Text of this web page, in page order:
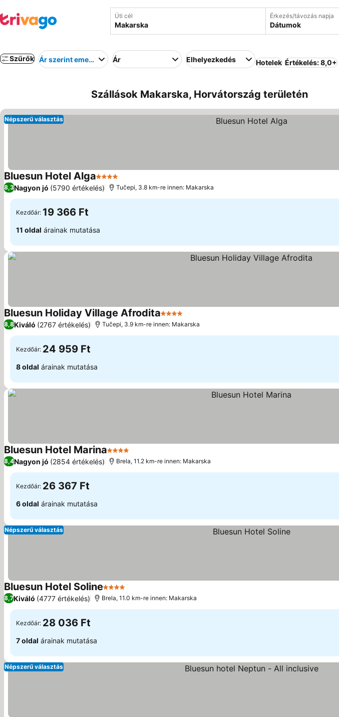
Úti cél Érkezés/távozás napja
Dátumok
Szűrők Ár szerint emelkedő Ár Elhelyezkedés Hotelek Értékelés: 8,0+
Szállások Makarska, Horvátország területén
Népszerű választás
Bluesun Hotel Alga4 Kategória
8,3Nagyon jó (5790 értékelés) Tučepi, 3.8 km-re innen: Makarska
Kezdőár: 19 366 Ft
11 oldal árainak mutatása
Bluesun Holiday Village Afrodita4 Kategória
8,8Kiváló (2767 értékelés) Tučepi, 3.9 km-re innen: Makarska
Kezdőár: 24 959 Ft
8 oldal árainak mutatása
Bluesun Hotel Marina4 Kategória
8,4Nagyon jó (2854 értékelés) Brela, 11.2 km-re innen: Makarska
Kezdőár: 26 367 Ft
6 oldal árainak mutatása
Népszerű választás
Bluesun Hotel Soline4 Kategória
8,7Kiváló (4777 értékelés) Brela, 11.0 km-re innen: Makarska
Kezdőár: 28 036 Ft
7 oldal árainak mutatása
Népszerű választás